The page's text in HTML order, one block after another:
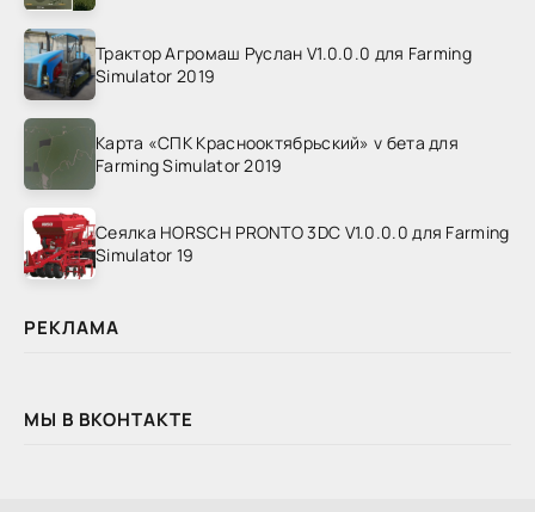
Трактор Агромаш Руслан V1.0.0.0 для Farming
Simulator 2019
Карта «СПК Краснооктябрьский» v бета для
Farming Simulator 2019
Сеялка HORSCH PRONTO 3DC V1.0.0.0 для Farming
Simulator 19
РЕКЛАМА
МЫ В ВКОНТАКТЕ